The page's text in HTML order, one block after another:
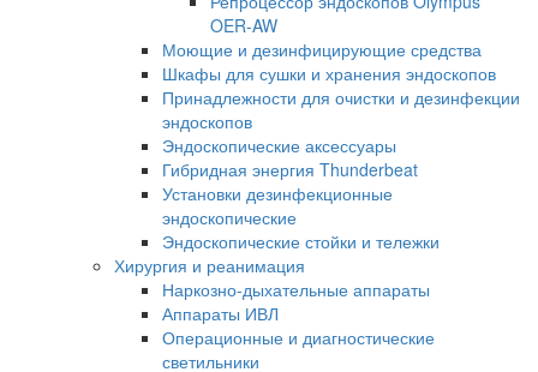
OER-AW
Моющие и дезинфицирующие средства
Шкафы для сушки и хранения эндоскопов
Принадлежности для очистки и дезинфекции
эндоскопов
Эндоскопические аксессуары
Гибридная энергия Thunderbeat
Установки дезинфекционные
эндоскопические
Эндоскопические стойки и тележки
Хирургия и реанимация
Наркозно-дыхательные аппараты
Аппараты ИВЛ
Операционные и диагностические
светильники